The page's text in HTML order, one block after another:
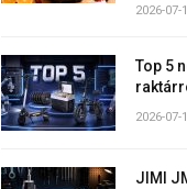
2026-07-
Top 5
2026-07-
JIMI